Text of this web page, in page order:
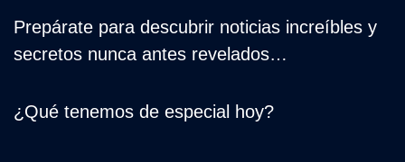
Prepárate para descubrir noticias increíbles y
secretos nunca antes revelados…
¿Qué tenemos de especial hoy?